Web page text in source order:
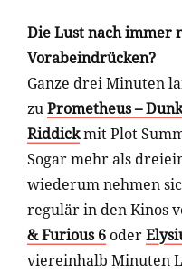
Die Lust nach immer
Vorabeindrücken?
Ganze drei Minuten
zuPrometheus –
Riddickmit Plot
Sogar mehr als
wiederum nehmen
regulär in den Kinos
& Furious 6 oder
viereinhalb Minuten